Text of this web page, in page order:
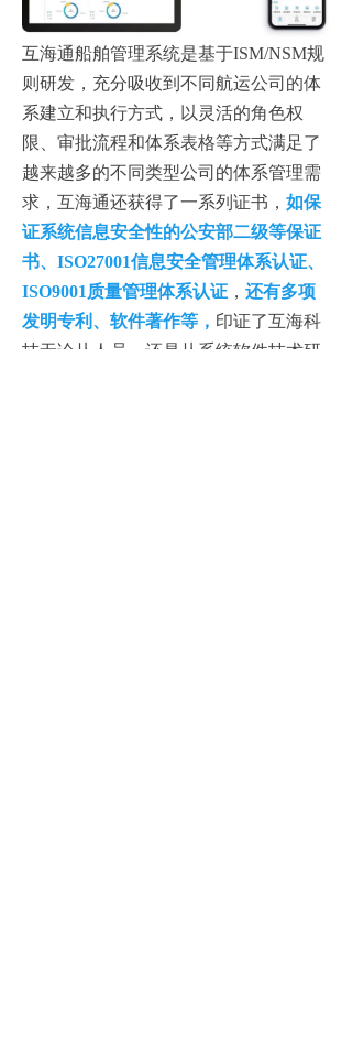
互海通船舶管理系统是基于ISM/NSM规
则研发，充分吸收到不同航运公司的体
系建立和执行方式，以灵活的角色权
限、审批流程和体系表格等方式满足了
越来越多的不同类型公司的体系管理需
求 ，互海通还获得了一系列证书， 如保
证系统信息安全性的公安部二级等保证
书、ISO27001信息安全管理体系认证、
ISO9001质量管理体系认证 ， 还有多项
发明专利、软件著作等 ， 印证了互海科
技无论从人员，还是从系统软件技术研